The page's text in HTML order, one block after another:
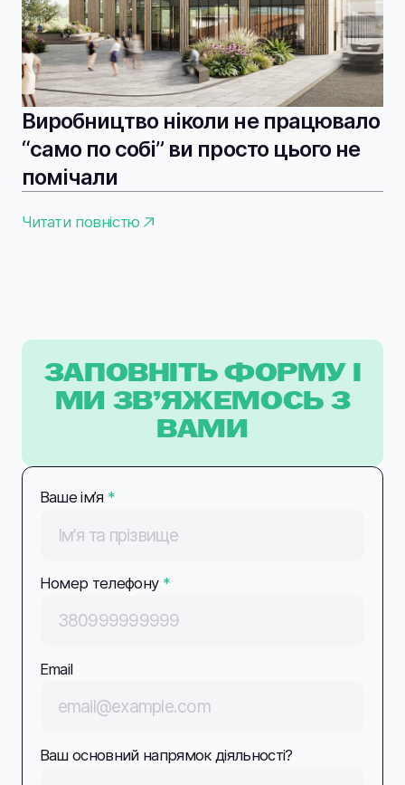
Виробництво ніколи не працювало
“само по собі” ви просто цього не
помічали
Читати повністю
ЗАПОВНІТЬ ФОРМУ І
МИ ЗВ’ЯЖЕМОСЬ З
ВАМИ
Ваше імʼя *
Номер телефону*
Email
Ваш основний напрямок діяльності?